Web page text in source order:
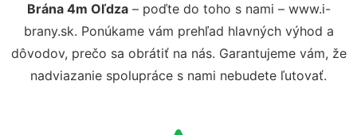
Brána 4m Oľdza– poďte do toho s nami – www.i-
brany.sk. Ponúkame vám prehľad hlavných výhod a
dôvodov, prečo sa obrátiť na nás. Garantujeme vám, že
nadviazanie spolupráce s nami nebudete ľutovať.